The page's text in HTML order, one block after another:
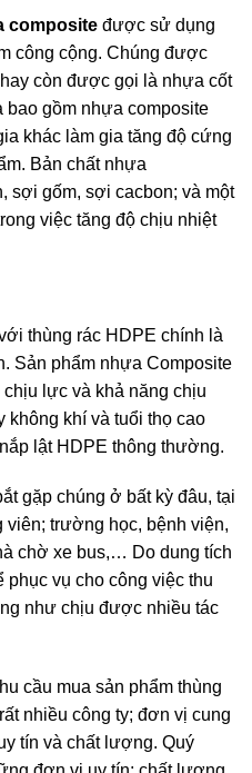
composite được sử dụng
công cộng. Chúng được
còn được gọi là nhựa cốt
gồm nhựa composite
khác làm gia tăng độ cứng
Bản chất nhựa
sợi gốm, sợi cacbon; và một
việc tăng độ chịu nhiệt
thùng rác HDPE chính là
Sản phẩm nhựa Composite
lực và khả năng chịu
không khí và tuổi thọ cao
lật HDPE thông thường.
gặp chúng ở bất kỳ đâu, tại
trường học, bệnh viện,
chờ xe bus,… Do dung tích
vụ cho công việc thu
như chịu được nhiều tác
cầu mua sản phẩm thùng
nhiều công ty; đơn vị cung
tín và chất lượng. Quý